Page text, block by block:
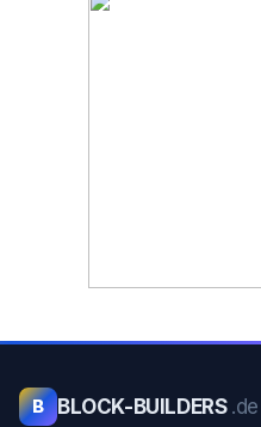
B BLOCK-BUILDERS .de